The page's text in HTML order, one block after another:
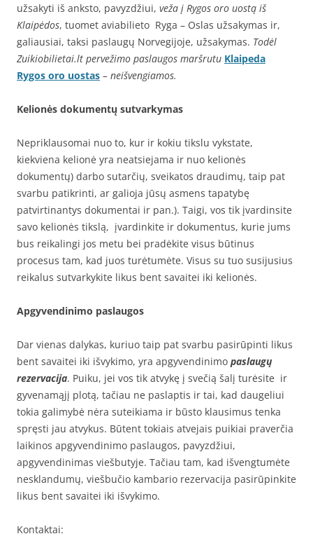
užsakyti iš anksto, pavyzdžiui, veža į Rygos oro uostą iš
Klaipėdos, tuomet aviabilieto Ryga – Oslas užsakymas ir,
galiausiai, taksi paslaugų Norvegijoje, užsakymas. Todėl
Zuikiobilietai.lt pervežimo paslaugos maršrutu Klaipeda
Rygos oro uostas – neišvengiamos.
Kelionės dokumentų sutvarkymas
Nepriklausomai nuo to, kur ir kokiu tikslu vykstate,
kiekviena kelionė yra neatsiejama ir nuo kelionės
dokumentų) darbo sutarčių, sveikatos draudimų, taip pat
svarbu patikrinti, ar galioja jūsų asmens tapatybę
patvirtinantys dokumentai ir pan.). Taigi, vos tik įvardinsite
savo kelionės tikslą, įvardinkite ir dokumentus, kurie jums
bus reikalingi jos metu bei pradėkite visus būtinus
procesus tam, kad juos turėtumėte. Visus su tuo susijusius
reikalus sutvarkykite likus bent savaitei iki kelionės.
Apgyvendinimo paslaugos
Dar vienas dalykas, kuriuo taip pat svarbu pasirūpinti likus
bent savaitei iki išvykimo, yra apgyvendinimo paslaugų
rezervacija. Puiku, jei vos tik atvykę į svečią šalį turėsite ir
gyvenamąjį plotą, tačiau ne paslaptis ir tai, kad daugeliui
tokia galimybė nėra suteikiama ir būsto klausimus tenka
spręsti jau atvykus. Būtent tokiais atvejais puikiai praverčia
laikinos apgyvendinimo paslaugos, pavyzdžiui,
apgyvendinimas viešbutyje. Tačiau tam, kad išvengtumėte
nesklandumų, viešbučio kambario rezervacija pasirūpinkite
likus bent savaitei iki išvykimo.
Kontaktai: